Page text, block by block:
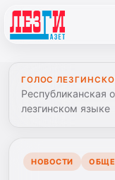
ГОЛОС
Республиканская
лезгинском языке
НОВОСТИ